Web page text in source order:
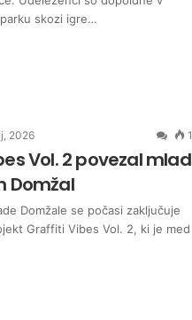
skozi igre…
2026
Vol. 2 povezal
Domžal
Domžale se počasi zaključuje
Graffiti Vibes Vol. 2, ki je med